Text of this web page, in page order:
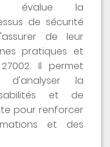
évalue la
de sécurité
de leur
pratiques et
Il permet
d'analyser la
et de
pour renforcer
et des